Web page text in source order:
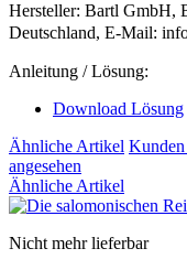
Hersteller: Bartl GmbH,
Deutschland, E-Mail:
Anleitung / Lösung:
Download Lösung
Ähnliche Artikel Kunden
angesehen
Ähnliche Artikel
Nicht mehr lieferbar